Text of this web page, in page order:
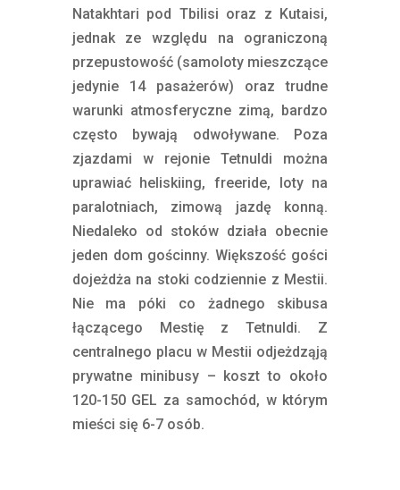
Natakhtari pod Tbilisi oraz z Kutaisi,
jednak ze względu na ograniczoną
przepustowość (samoloty mieszczące
jedynie 14 pasażerów) oraz trudne
warunki atmosferyczne zimą, bardzo
często bywają odwoływane. Poza
zjazdami w rejonie Tetnuldi można
uprawiać heliskiing, freeride, loty na
paralotniach, zimową jazdę konną.
Niedaleko od stoków działa obecnie
jeden dom gościnny. Większość gości
dojeżdża na stoki codziennie z Mestii.
Nie ma póki co żadnego skibusa
łączącego Mestię z Tetnuldi. Z
centralnego placu w Mestii odjeżdząją
prywatne minibusy – koszt to około
120-150 GEL za samochód, w którym
mieści się 6-7 osób.